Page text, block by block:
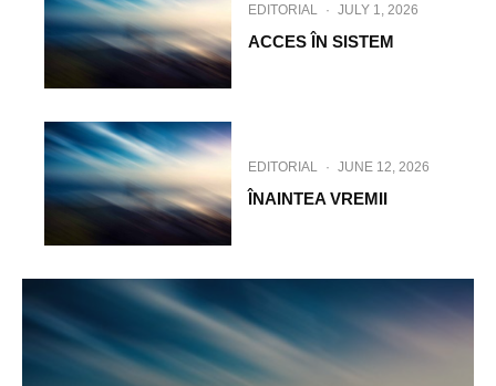
EDITORIAL · JULY 1, 2026
ACCES ÎN SISTEM
EDITORIAL · JUNE 12, 2026
ÎNAINTEA VREMII